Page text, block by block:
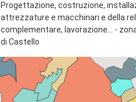
Progettazione, costruzione,
attrezzature e macchinari e della
complementare, lavorazione... -
di Castello